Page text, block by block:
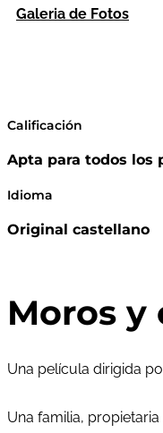
Galeria de Fotos
Calificación
Apta para todos los
Idioma
Original castellano
Moros y
Una película dirigida
Una familia,